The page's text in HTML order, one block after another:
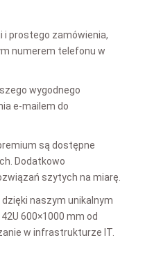
i prostego zamówienia,
numerem telefonu w
wygodnego
e-mailem do
są dostępne
Dodatkowo
szytych na miarę.
naszym unikalnym
600×1000 mm od
w infrastrukturze IT.